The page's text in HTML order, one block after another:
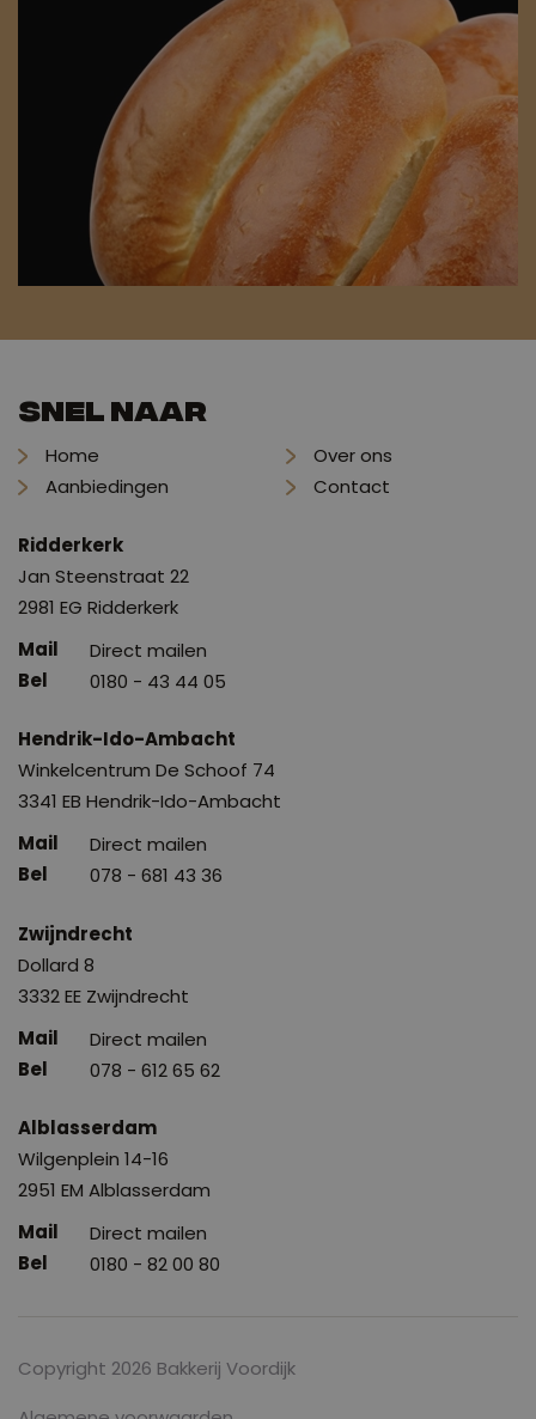
Snel naar
Home
Aanbiedingen
Over ons
Contact
Ridderkerk
Jan Steenstraat 22
2981 EG Ridderkerk
Direct mailen
0180 - 43 44 05
Hendrik-Ido-Ambacht
Winkelcentrum De Schoof 74
3341 EB Hendrik-Ido-Ambacht
Direct mailen
078 - 681 43 36
Zwijndrecht
Dollard 8
3332 EE Zwijndrecht
Direct mailen
078 - 612 65 62
Alblasserdam
Wilgenplein 14-16
2951 EM Alblasserdam
Direct mailen
0180 - 82 00 80
Copyright 2026 Bakkerij Voordijk